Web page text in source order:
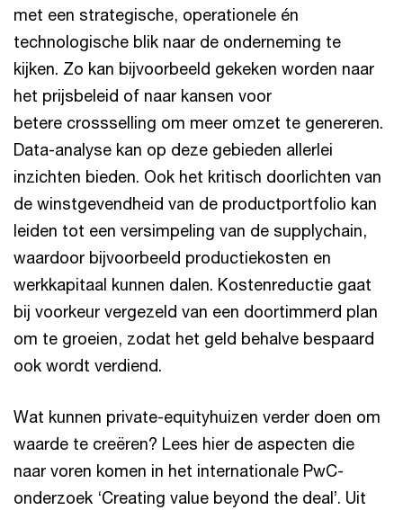
met een strategische, operationele én
technologische blik naar de onderneming te
kijken. Zo kan bijvoorbeeld gekeken worden naar
het prijsbeleid of naar kansen voor
betere crossselling om meer omzet te genereren.
Data-analyse kan op deze gebieden allerlei
inzichten bieden. Ook het kritisch doorlichten van
de winstgevendheid van de productportfolio kan
leiden tot een versimpeling van de supplychain,
waardoor bijvoorbeeld productiekosten en
werkkapitaal kunnen dalen. Kostenreductie gaat
bij voorkeur vergezeld van een doortimmerd plan
om te groeien, zodat het geld behalve bespaard
ook wordt verdiend.
Wat kunnen private-equityhuizen verder doen om
waarde te creëren? Lees hier de aspecten die
naar voren komen in het internationale PwC-
onderzoek ‘Creating value beyond the deal’. Uit